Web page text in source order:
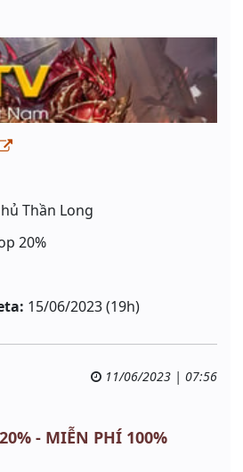
Thần Long
20%
15/06/2023 (19h)
11/06/2023 | 07:56
- MIỄN PHÍ 100%